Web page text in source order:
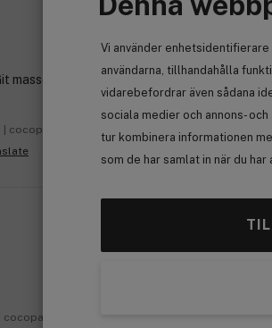
Vi använder
användarna, tillhandahålla
vidarebefordrar även sådana
sociala medier och annons-
tur kombinera informationen
som de har samlat in när du har
0
masse fukt over natten
cocopanda.no
Anmäl